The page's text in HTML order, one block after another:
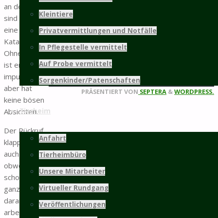
Kleintiere
Privatvermittlungen und Notfälle
In Pflegestelle vermittelt
Auf Probe vermittelt
Sorgenkinder/Patenschaften
Tierheim
Anfahrt
Tierheimbüro
Unsere Mitarbeiter
Virtueller Rundgang
Veröffentlichungen
an der Leine
sind leider
eine
Katastrophe.
Ohne Leine
ist er sehr
impulsiv,
aber hat
keine bösen
Absichten.
Der Rückruf
klappt leider
auch nicht,
obwohl wir
schon eine
ganze Weile
daran
arbeiten.
weitere Infos...
©2025 Tierschutz Hildesheim und Umgebung
e.V.
PRÄSENTIERT VON SEPTERA &WORDPRESS.
oben